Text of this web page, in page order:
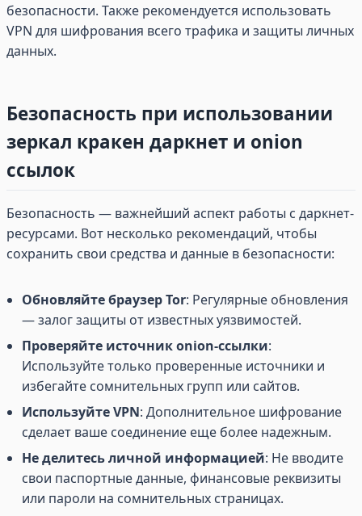
безопасности. Также рекомендуется использовать
VPN для шифрования всего трафика и защиты личных
данных.
Безопасность при использовании
зеркал кракен даркнет и onion
ссылок
Безопасность — важнейший аспект работы с даркнет-
ресурсами. Вот несколько рекомендаций, чтобы
сохранить свои средства и данные в безопасности:
Обновляйте браузер Tor: Регулярные обновления
— залог защиты от известных уязвимостей.
Проверяйте источник onion-ссылки:
Используйте только проверенные источники и
избегайте сомнительных групп или сайтов.
Используйте VPN: Дополнительное шифрование
сделает ваше соединение еще более надежным.
Не делитесь личной информацией: Не вводите
свои паспортные данные, финансовые реквизиты
или пароли на сомнительных страницах.